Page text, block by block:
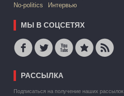
No-politics
Интервью
МЫ В СОЦСЕТЯХ
РАССЫЛКА
Подписаться на получение наших рассылок